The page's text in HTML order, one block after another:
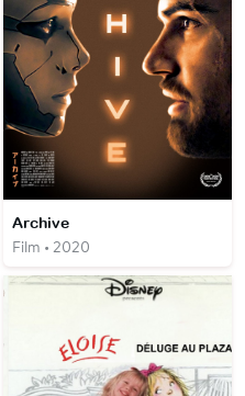
Archive
Film • 2020